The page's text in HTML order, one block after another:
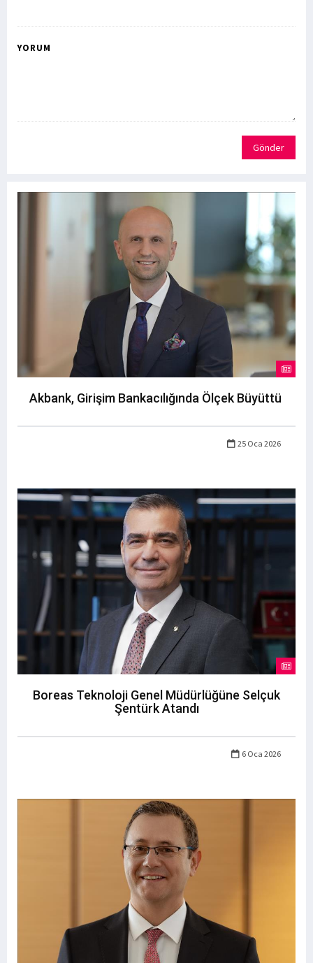
YORUM
Gönder
Akbank, Girişim Bankacılığında Ölçek Büyüttü
25 Oca 2026
Boreas Teknoloji Genel Müdürlüğüne Selçuk
Şentürk Atandı
6 Oca 2026